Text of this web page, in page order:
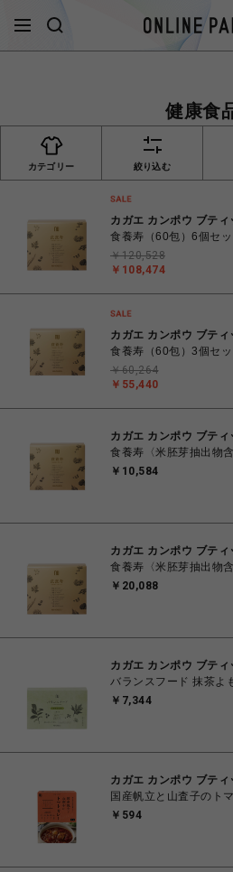
健康食
カテゴリー 絞り込む
カガエ カンポウ ブティ
食養寿（60包）6個セッ
￥108,474
￥120,528
カガエ カンポウ ブティ
食養寿（60包）3個セッ
￥55,440
￥60,264
カガエ カンポウ ブティ
食養寿〈米胚芽抽出物
￥10,584
カガエ カンポウ ブティ
食養寿〈米胚芽抽出物
￥20,088
カガエ カンポウ ブティ
バランスフード 抹茶よ
￥7,344
カガエ カンポウ ブティ
国産帆立と山査子のト
￥594